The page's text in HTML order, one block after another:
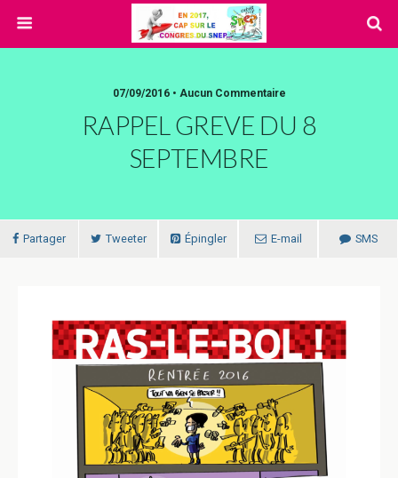
07/09/2016 • Aucun Commentaire
RAPPEL GREVE DU 8
SEPTEMBRE
Partager Tweeter Épingler E-mail SMS